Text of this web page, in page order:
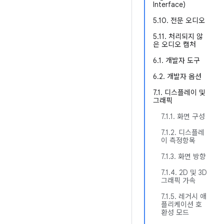
Interface)
5.10. 전문 오디오
5.11. 처리되지 않
은 오디오 캡처
6.1. 개발자 도구
6.2. 개발자 옵션
7.1. 디스플레이 및
그래픽
7.1.1. 화면 구성
7.1.2. 디스플레
이 측정항목
7.1.3. 화면 방향
7.1.4. 2D 및 3D
그래픽 가속
7.1.5. 레거시 애
플리케이션 호
환성 모드